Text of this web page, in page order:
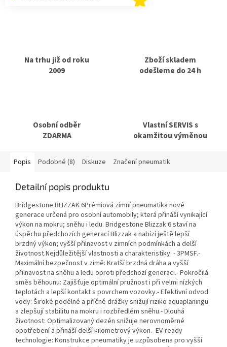
Na trhu již od roku
2009
Zboží skladem
odešleme do 24 h
Osobní odběr
ZDARMA
Vlastní SERVIS s
okamžitou výměnou
Popis Podobné (8) Diskuze Značení pneumatik
Detailní popis produktu
Bridgestone BLIZZAK 6Prémiová zimní pneumatika nové
generace určená pro osobní automobily; která přináší vynikající
výkon na mokru; sněhu i ledu. Bridgestone Blizzak 6 staví na
úspěchu předchozích generací Blizzak a nabízí ještě lepší
brzdný výkon; vyšší přilnavost v zimních podmínkách a delší
životnost.Nejdůležitější vlastnosti a charakteristiky: - 3PMSF.-
Maximální bezpečnost v zimě: Kratší brzdná dráha a vyšší
přilnavost na sněhu a ledu oproti předchozí generaci.- Pokročilá
směs běhounu: Zajišťuje optimální pružnost i při velmi nízkých
teplotách a lepší kontakt s povrchem vozovky.- Efektivní odvod
vody: Široké podélné a příčné drážky snižují riziko aquaplaningu
a zlepšují stabilitu na mokru i rozbředlém sněhu.- Dlouhá
životnost: Optimalizovaný dezén snižuje nerovnoměrné
opotřebení a přináší delší kilometrový výkon.- EV-ready
technologie: Konstrukce pneumatiky je uzpůsobena pro vyšší